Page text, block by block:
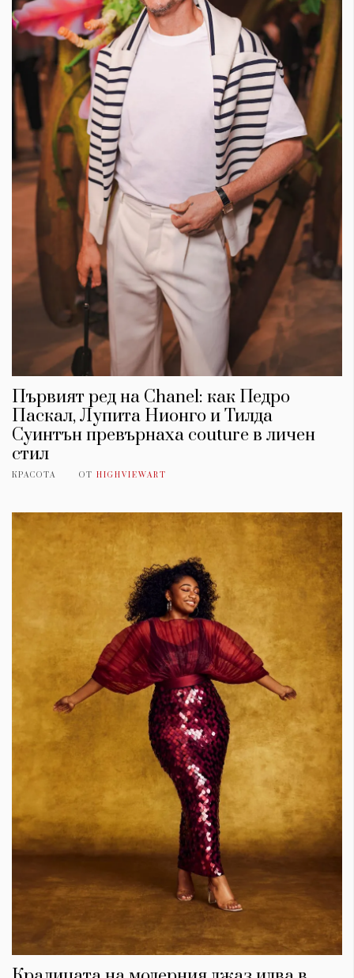
Първият ред на Chanel: как Педро
Паскал, Лупита Нионго и Тилда
Суинтън превърнаха couture в личен
стил
КРАСОТА ОТ HIGHVIEWART